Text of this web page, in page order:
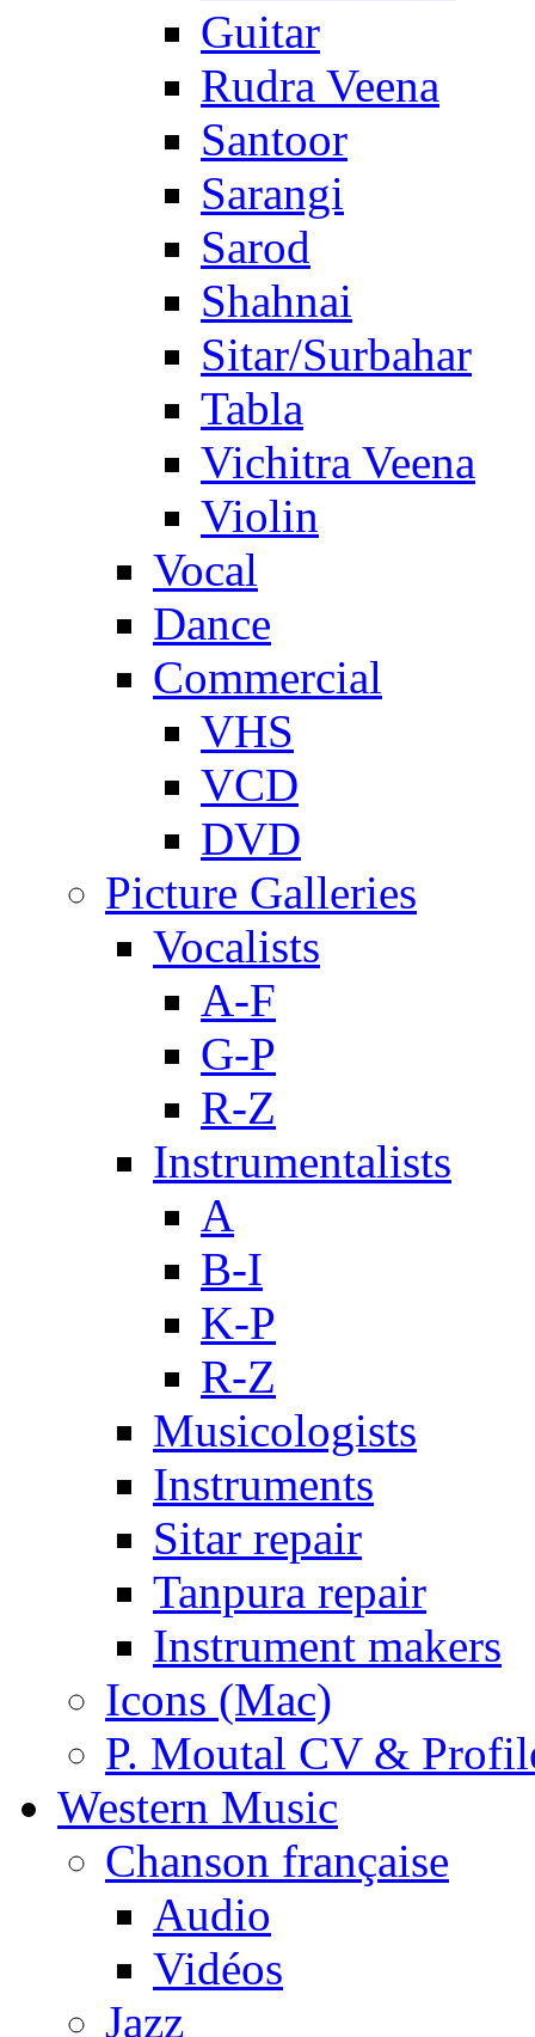
Guitar
Rudra Veena
Santoor
Sarangi
Sarod
Shahnai
Sitar/Surbahar
Tabla
Vichitra Veena
Violin
Vocal
Dance
Commercial
VHS
VCD
DVD
Picture Galleries
Vocalists
A-F
G-P
R-Z
Instrumentalists
A
B-I
K-P
R-Z
Musicologists
Instruments
Sitar repair
Tanpura repair
Instrument makers
Icons (Mac)
P. Moutal CV &
Western Music
Chanson française
Audio
Vidéos
Jazz